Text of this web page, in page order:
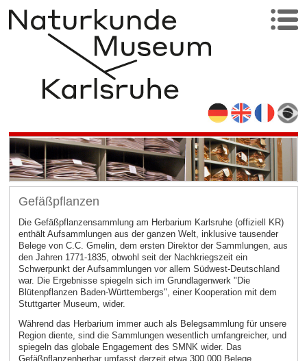
Gefäßpflanzen
Die Gefäßpflanzensammlung am Herbarium Karlsruhe (offiziell KR)
enthält Aufsammlungen aus der ganzen Welt, inklusive tausender
Belege von C.C. Gmelin, dem ersten Direktor der Sammlungen, aus
den Jahren 1771-1835, obwohl seit der Nachkriegszeit ein
Schwerpunkt der Aufsammlungen vor allem Südwest-Deutschland
war. Die Ergebnisse spiegeln sich im Grundlagenwerk "Die
Blütenpflanzen Baden-Württembergs", einer Kooperation mit dem
Stuttgarter Museum, wider.
Während das Herbarium immer auch als Belegsammlung für unsere
Region diente, sind die Sammlungen wesentlich umfangreicher, und
spiegeln das globale Engagement des SMNK wider. Das
Gefäßpflanzenherbar umfasst derzeit etwa 300.000 Belege.